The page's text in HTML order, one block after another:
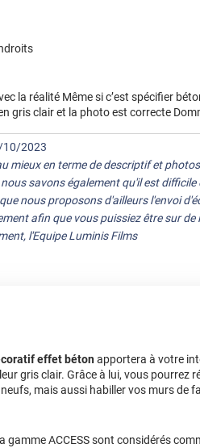
la réalité Même si c’est spécifier
gris clair et la photo est correcte
10/2023
mieux en terme de descriptif et
savons également qu'il est difficile
nous proposons d'ailleurs l'envoi
afin que vous puissiez être sur de
l'Equipe Luminis Films
effet bétonapportera à votre
gris clair. Grâce à lui, vous pourrez
mais aussi habiller vos murs de
gamme ACCESS sont considérés